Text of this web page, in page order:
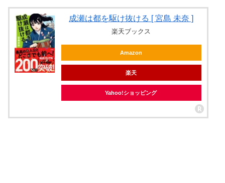
成瀬は都を駆け抜ける [ 宮島 未奈 ]
楽天ブックス
Amazon
楽天
Yahoo!ショッピング